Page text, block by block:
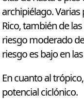
archipiélago.
Rico, también de
riesgo moderado
riesgo es bajo en
En cuanto al
potencial ciclónico.